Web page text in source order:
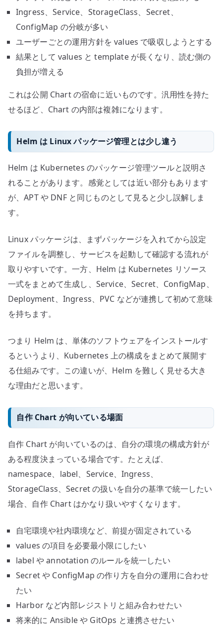
Ingress、Service、StorageClass、Secret、
ConfigMap の分岐が多い
ユーザーごとの運用方針を values で吸収しようとする
結果として values と template が長くなり、読む側の
負担が増える
これは公開 Chart の宿命に近いものです。汎用性を持た
せるほど、Chart の内部は複雑になります。
Helm は Linux パッケージ管理とは少し違う
Helm は Kubernetes のパッケージ管理ツールと説明さ
れることがあります。感覚としては近い部分もあります
が、APT や DNF と同じものとして見ると少し誤解しま
す。
Linux パッケージは、まずパッケージを入れてから設定
ファイルを調整し、サービスを起動して確認する流れが
取りやすいです。一方、Helm は Kubernetes リソース
一式をまとめて生成し、Service、Secret、ConfigMap、
Deployment、Ingress、PVC などが連携して初めて意味
を持ちます。
つまり Helm は、単体のソフトウェアをインストールす
るというより、Kubernetes 上の構成をまとめて展開す
る仕組みです。この違いが、Helm を難しく見せる大き
な理由だと思います。
自作 Chart が向いている場面
自作 Chart が向いているのは、自分の環境の構成方針が
ある程度決まっている場合です。たとえば、
namespace、label、Service、Ingress、
StorageClass、Secret の扱いを自分の基準で統一したい
場合、自作 Chart はかなり扱いやすくなります。
自宅環境や社内環境など、前提が固定されている
values の項目を必要最小限にしたい
label や annotation のルールを統一したい
Secret や ConfigMap の作り方を自分の運用に合わせ
たい
Harbor など内部レジストリと組み合わせたい
将来的に Ansible や GitOps と連携させたい